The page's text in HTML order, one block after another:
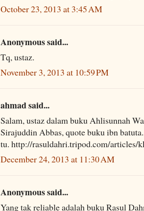
October 23, 2013 at 3:45 AM
Anonymous said...
Tq, ustaz.
November 3, 2013 at 10:59 PM
ahmad said...
Salam, ustaz dalam buku Ahlisunnah
Sirajuddin Abbas, quote buku ibn
tu. http://rasuldahri.tripod.com/articles/
December 24, 2013 at 11:30 AM
Anonymous said...
Yang tak reliable adalah buku Rasul